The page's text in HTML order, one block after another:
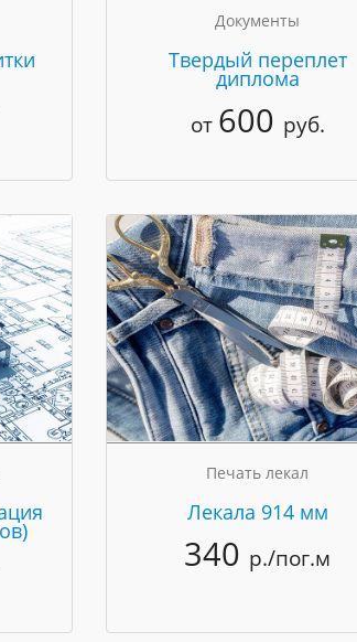
Документы
Твердый переплет
диплома
от 600 руб.
Печать лекал
Лекала 914 мм
340 р./пог.м